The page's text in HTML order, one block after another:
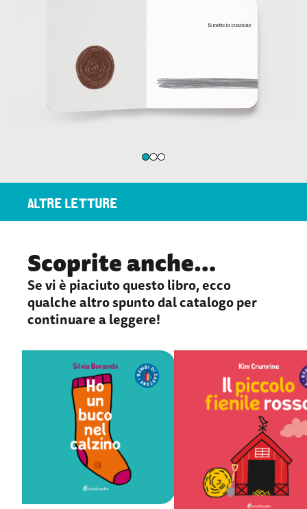
Scoprite anche…
Se vi è piaciuto questo libro, ecco
qualche altro spunto dal catalogo per
continuare a leggere!
Ho un buco nel
calzino
Silvia Borando
I sette protagonisti di questo
libro si trovano alle prese con
un problema piuttosto
comune, che sembra gettarli in
un grande sconforto:
l’improvvisa comparsa di un
buco nei loro capi di vestiario
Il piccolo
rosso
Kim Crumrine
È tempo di andare a dormire
animali della fattoria, di
dormire nel piccolo fienile
Per primo entra un topo, poi
gatti, tre cani, quattro galline,
cinque maiali e… Ma ci
tutti?
ALTRE LETTURE